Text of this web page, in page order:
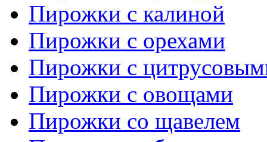
Пирожки с калиной
Пирожки с орехами
Пирожки с
Пирожки с овощами
Пирожки со щавелем